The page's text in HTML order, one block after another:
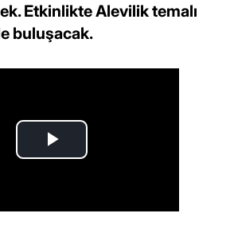
Etkinlikte Alevilik temalı
buluşacak.